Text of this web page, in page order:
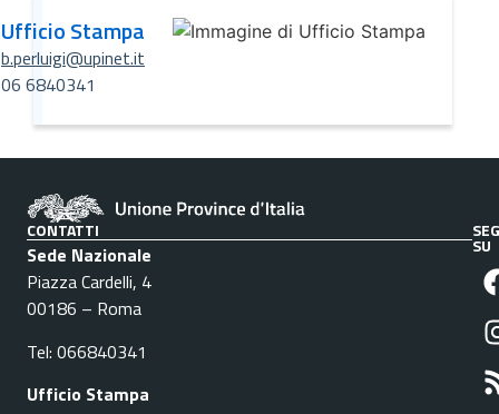
Ufficio Stampa
b.perluigi@upinet.it
06 6840341
CONTATTI
Sede Nazionale
Piazza Cardelli, 4
00186 – Roma
Tel: 066840341
Ufficio Stampa
SU